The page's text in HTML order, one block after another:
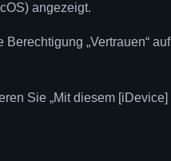
angezeigt.
„Vertrauen“ auf
Sie „Mit diesem [iDevice]